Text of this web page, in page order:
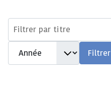
Filtres de recherche
Filtrer par titre
Année
Filtrer